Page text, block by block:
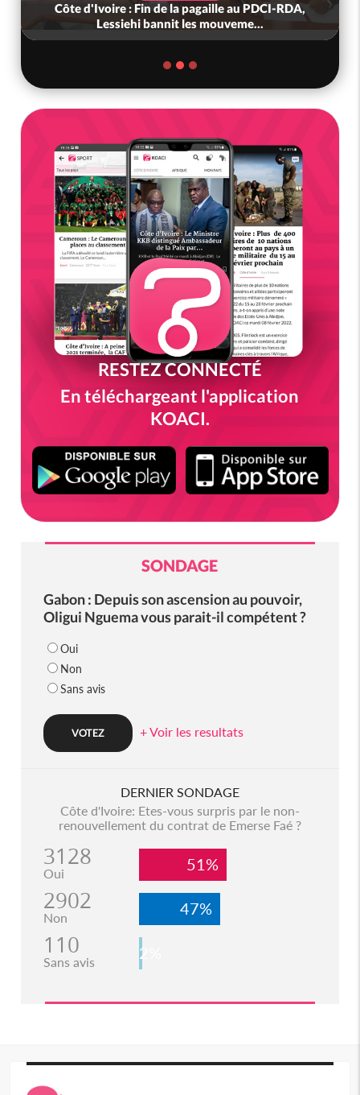
Côte d'Ivoire : Fin de la pagaille au PDCI-RDA,
Lessiehi bannit les mouveme...
RESTEZ CONNECTÉ
En téléchargeant l'application
KOACI.
SONDAGE
Gabon : Depuis son ascension au pouvoir,
Oligui Nguema vous parait-il compétent ?
Oui
Non
Sans avis
+ Voir les resultats
DERNIER SONDAGE
Côte d'Ivoire: Etes-vous surpris par le non-
renouvellement du contrat de Emerse Faé ?
3128
Oui 51%
2902
Non 47%
110
Sans avis 2%